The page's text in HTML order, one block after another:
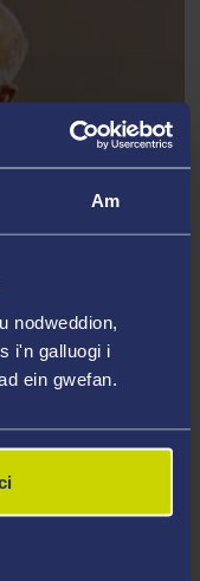
Am
nodweddion,
i'n galluogi i
ein gwefan.